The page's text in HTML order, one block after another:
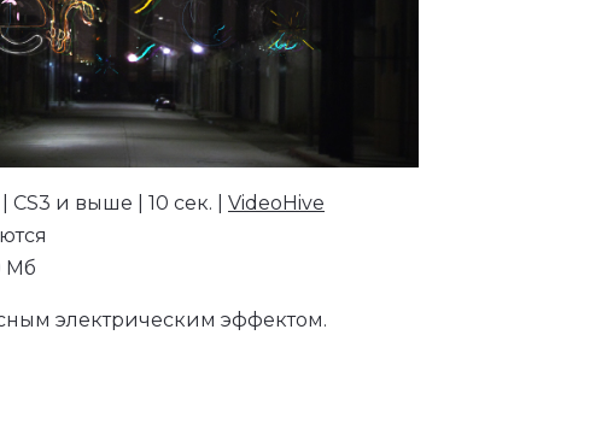
CS3 и выше | 10 сек. | VideoHive
Мб
электрическим эффектом.